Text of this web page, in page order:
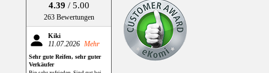
4.39 / 5.00
263 Bewertungen
Kiki
11.07.2026 Mehr
Sehr gute Reifen, sehr guter
Verkäufer